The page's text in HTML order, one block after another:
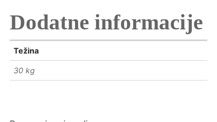
Dodatne informacije
Težina
30 kg